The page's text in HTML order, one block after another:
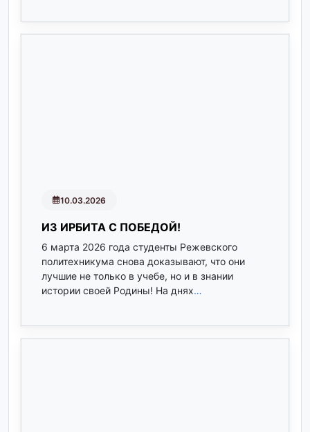
10.03.2026
ИЗ ИРБИТА С ПОБЕДОЙ!
6 марта 2026 года студенты Режевского
политехникума снова доказывают, что они
лучшие не только в учебе, но и в знании
истории своей Родины! На днях…